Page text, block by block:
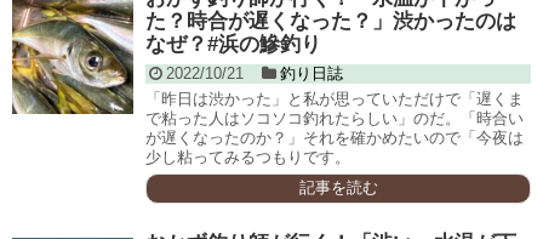
た？時合が遅くなった？」渋かったのは
なぜ？#浜の鰺釣り
2022/10/21
釣り日誌
「昨日は渋かった」と私が思っていただけで「遅くま
で粘った人はソコソコ釣れたらしい」のだ。「時合い
が遅くなったのか？」それを確かめたいので「今夜は
少し粘ってみるつもりです。
記事を読む